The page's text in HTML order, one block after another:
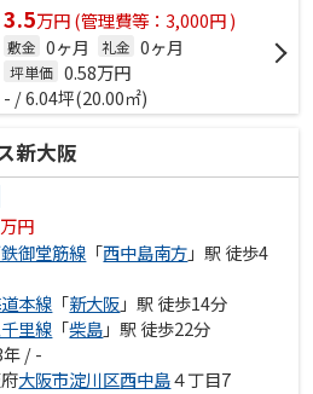
3.5万円(管理費等：3,000円 )
敷金 0ヶ月 礼金 0ヶ月
坪単価 0.58万円
- / 6.04坪(20.00㎡)
新大阪
万円
御堂筋線 「西中島南方」駅 徒歩4
本線 「新大阪」駅 徒歩14分
里線 「柴島」駅 徒歩22分
/ -
大阪市淀川区西中島４丁目7